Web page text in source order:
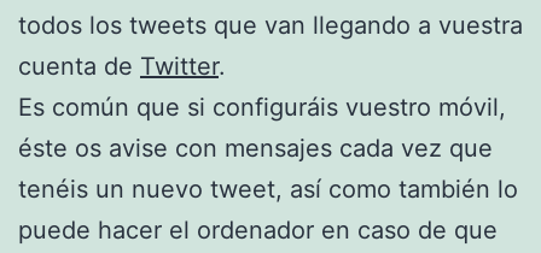
todos los tweets que van llegando a vuestra
cuenta de Twitter.
Es común que si configuráis vuestro móvil,
éste os avise con mensajes cada vez que
tenéis un nuevo tweet, así como también lo
puede hacer el ordenador en caso de que